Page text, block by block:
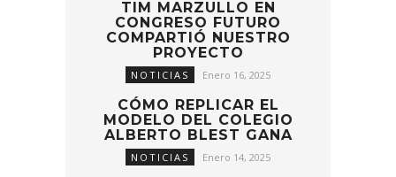
TIM MARZULLO EN
CONGRESO FUTURO
COMPARTIÓ NUESTRO
PROYECTO
NOTICIAS Enero 16, 2025
CÓMO REPLICAR EL
MODELO DEL COLEGIO
ALBERTO BLEST GANA
NOTICIAS Enero 14, 2025